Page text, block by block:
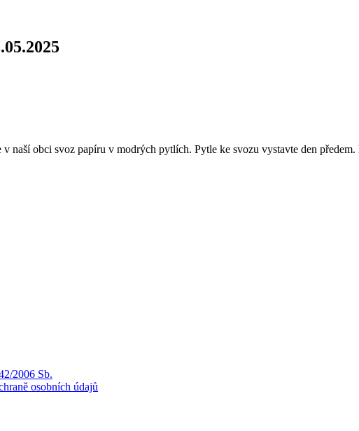
naší obci svoz papíru v modrých pytlích. Pytle ke svozu vystavte den
2006 Sb.
osobních údajů